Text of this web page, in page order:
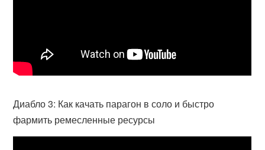
Диабло 3: Как качать парагон в соло и быстро
фармить ремесленные ресурсы